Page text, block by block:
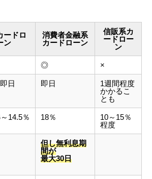
ードロ
ン
消費者金融系
カードローン
信販系カ
ードロー
ン
◎ ×
日 即日
1週間程度
かかるこ
とも
14.5％ 18％
10～15％
程度
但し無利息期
間が
最大30日